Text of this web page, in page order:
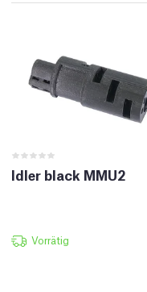
Idler black MMU2
Vorrätig